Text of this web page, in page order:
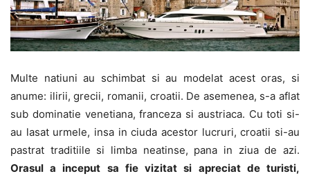
Multe natiuni au schimbat si au modelat acest oras, si
anume: ilirii, grecii, romanii, croatii. De asemenea, s-a aflat
sub dominatie venetiana, franceza si austriaca. Cu toti si-
au lasat urmele, insa in ciuda acestor lucruri, croatii si-au
pastrat traditiile si limba neatinse, pana in ziua de azi.
Orasul a inceput sa fie vizitat si apreciat de turisti,